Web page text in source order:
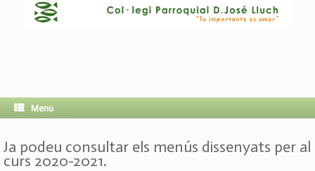
Menu
Ja podeu consultar els menús dissenyats per al
curs 2020-2021.